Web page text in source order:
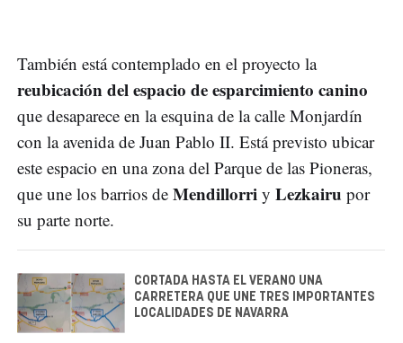
También está contemplado en el proyecto la
reubicación del espacio de esparcimiento canino
que desaparece en la esquina de la calle Monjardín
con la avenida de Juan Pablo II. Está previsto ubicar
este espacio en una zona del Parque de las Pioneras,
que une los barrios de Mendillorri y Lezkairu por
su parte norte.
CORTADA HASTA EL VERANO UNA
CARRETERA QUE UNE TRES IMPORTANTES
LOCALIDADES DE NAVARRA